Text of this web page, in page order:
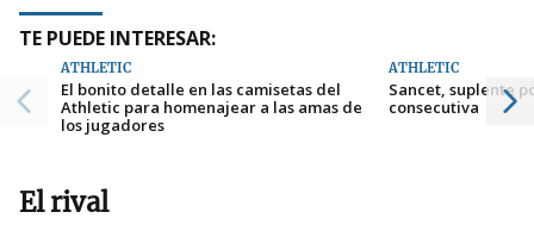
TE PUEDE INTERESAR:
ATHLETIC
El bonito detalle en las camisetas del
Athletic para homenajear a las amas de
los jugadores
ATHLETIC
Sancet, suplente
consecutiva
El rival